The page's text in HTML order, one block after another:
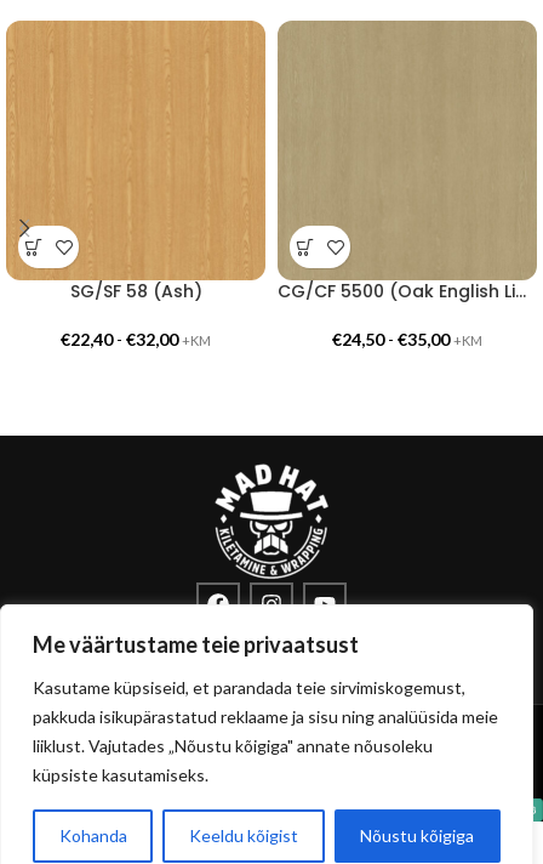
Me väärtustame teie privaatsust
Kasutame küpsiseid, et parandada teie sirvimiskogemust,
pakkuda isikupärastatud reklaame ja sisu ning analüüsida meie
liiklust. Vajutades „Nõustu kõigiga" annate nõusoleku
küpsiste kasutamiseks.
Kohanda Keeldu kõigist Nõustu kõigiga
SG/SF 58 (Ash)
€22,40- €32,00 +KM
CG/CF 5500 (Oak English Light)
€24,50- €35,00 +KM
info@sisustuskile.ee
+372 53715972
Copyrightsisustuskile.ee © 2026
Privaatsuspoliitika
Müügitingimused
0